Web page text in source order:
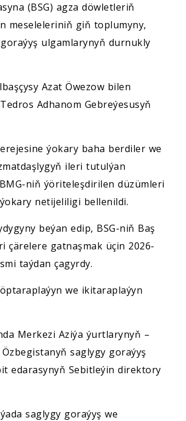
(BSG) agza döwletleriň
meseleleriniň giň toplumyny,
ulgamlarynyň durnukly
Azat Öwezow bilen
Adhanom Gebreýesusyň
ýokary baha berdiler we
ileri tutulýan
niň ýöriteleşdirilen düzümleri
netijeliligi bellenildi.
beýan edip, BSG-niň Baş
çärelere gatnaşmak üçin 2026-
taýdan çagyrdy.
we ikitaraplaýyn
Merkezi Aziýa ýurtlarynyň –
saglygy goraýyş
edarasynyň Sebitleýin direktory
saglygy goraýyş we